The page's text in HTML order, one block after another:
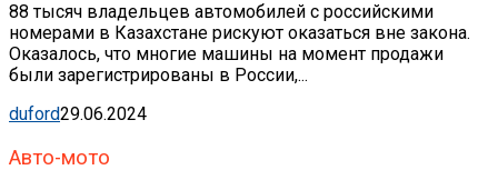
88 тысяч владельцев автомобилей с российскими
номерами в Казахстане рискуют оказаться вне закона.
Оказалось, что многие машины на момент продажи
были зарегистрированы в России,...
duford29.06.2024
Авто-мото